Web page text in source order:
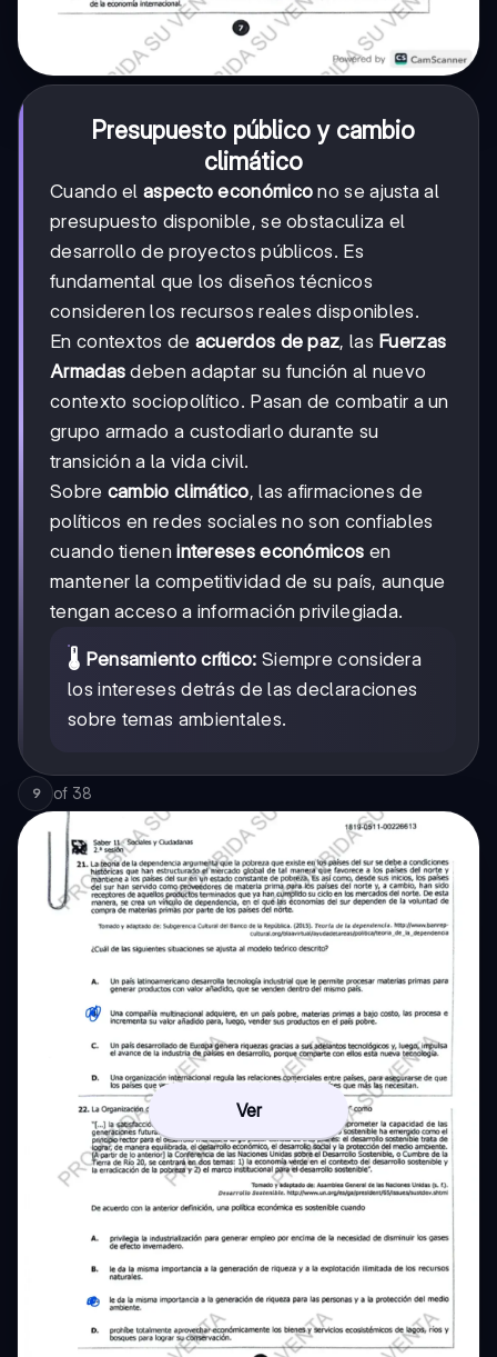
Presupuesto público y cambio
climático
Cuando el aspecto económico no se ajusta al
presupuesto disponible, se obstaculiza el
desarrollo de proyectos públicos. Es
fundamental que los diseños técnicos
consideren los recursos reales disponibles.
En contextos de acuerdos de paz, las Fuerzas
Armadas deben adaptar su función al nuevo
contexto sociopolítico. Pasan de combatir a un
grupo armado a custodiarlo durante su
transición a la vida civil.
Sobre cambio climático, las afirmaciones de
políticos en redes sociales no son confiables
cuando tienenintereses económicos en
mantener la competitividad de su país, aunque
tengan acceso a información privilegiada.
🌡️ Pensamiento crítico: Siempre considera
los intereses detrás de las declaraciones
sobre temas ambientales.
9 of 38
Ver